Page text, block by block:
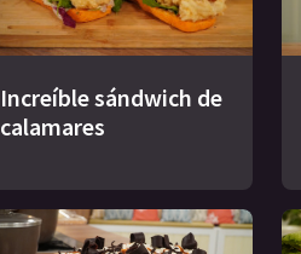
Increíble sándwich de
calamares